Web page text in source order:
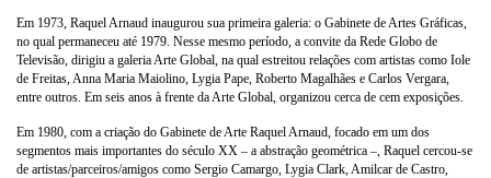
Em 1973, Raquel Arnaud inaugurou sua primeira galeria: o Gabinete de Artes Gráficas,
no qual permaneceu até 1979. Nesse mesmo período, a convite da Rede Globo de
Televisão, dirigiu a galeria Arte Global, na qual estreitou relações com artistas como Iole
de Freitas, Anna Maria Maiolino, Lygia Pape, Roberto Magalhães e Carlos Vergara,
entre outros. Em seis anos à frente da Arte Global, organizou cerca de cem exposições.
Em 1980, com a criação do Gabinete de Arte Raquel Arnaud, focado em um dos
segmentos mais importantes do século XX – a abstração geométrica –, Raquel cercou-se
de artistas/parceiros/amigos como Sergio Camargo, Lygia Clark, Amilcar de Castro,